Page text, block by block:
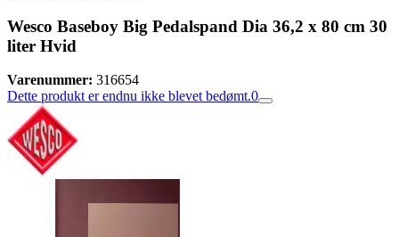
Wesco Baseboy Big Pedalspand Dia 36,2 x 80 cm 30
liter Hvid
Varenummer: 316654
Dette produkt er endnu ikke blevet bedømt.0